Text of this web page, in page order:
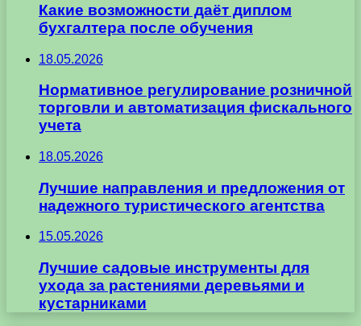
Какие возможности даёт диплом
бухгалтера после обучения
18.05.2026
Нормативное регулирование розничной
торговли и автоматизация фискального
учета
18.05.2026
Лучшие направления и предложения от
надежного туристического агентства
15.05.2026
Лучшие садовые инструменты для
ухода за растениями деревьями и
кустарниками